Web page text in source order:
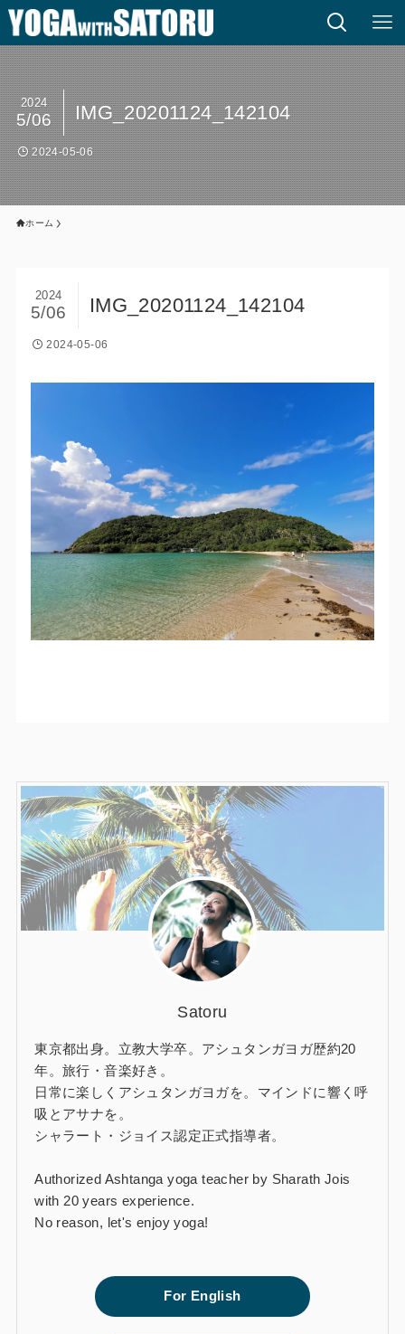
IMG_20201124_142104
2024
5/06
2024-05-06
ホーム
IMG_20201124_142104
2024
5/06
2024-05-06
Satoru
東京都出身。立教大学卒。アシュタンガヨガ歴約20
年。旅行・音楽好き。
日常に楽しくアシュタンガヨガを。マインドに響く呼
吸とアサナを。
シャラート・ジョイス認定正式指導者。
Authorized Ashtanga yoga teacher by Sharath Jois
with 20 years experience.
No reason, let's enjoy yoga!
For English